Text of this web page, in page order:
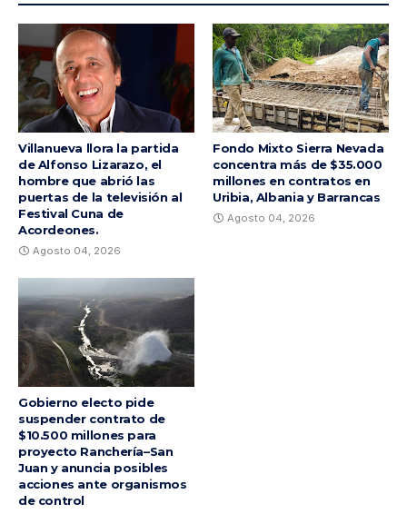
Villanueva llora la partida
de Alfonso Lizarazo, el
hombre que abrió las
puertas de la televisión al
Festival Cuna de
Acordeones.
Agosto 04, 2026
Fondo Mixto Sierra Nevada
concentra más de $35.000
millones en contratos en
Uribia, Albania y Barrancas
Agosto 04, 2026
Gobierno electo pide
suspender contrato de
$10.500 millones para
proyecto Ranchería–San
Juan y anuncia posibles
acciones ante organismos
de control